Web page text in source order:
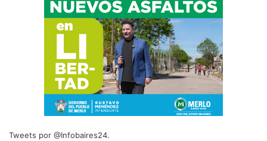
Tweets por @Infobaires24.